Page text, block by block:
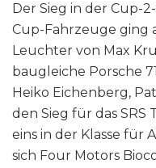
Der Sieg in der Cup-
Cup-Fahrzeuge ging
Leuchter von Max
baugleiche Porsche
Heiko Eichenberg,
den Sieg für das SRS
eins in der Klasse für
sich Four Motors